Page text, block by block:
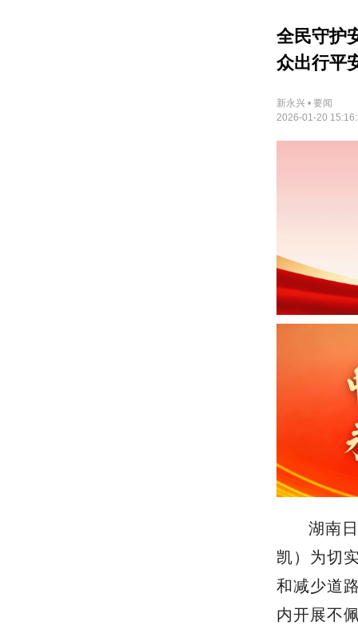
全民守护
众出行平
新永兴 • 要闻
2026-01-20
湖南
凯）为切
和减少道
内开展不